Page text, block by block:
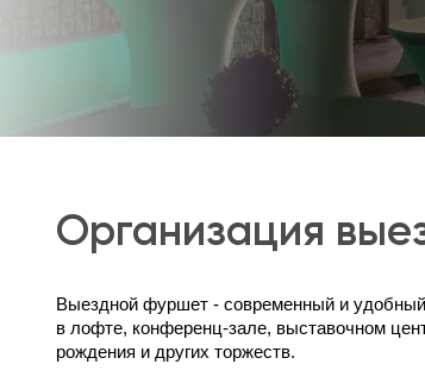
Организация
Выездной фуршет - современный и удобный
в лофте, конференц-зале, выставочном
рождения и других торжеств.